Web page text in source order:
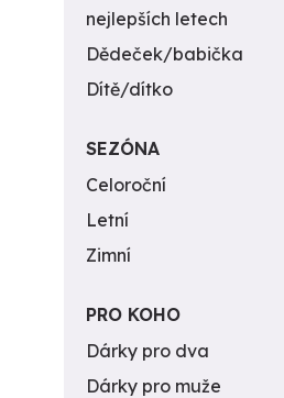
nejlepších letech
Dědeček/babička
Dítě/dítko
SEZÓNA
Celoroční
Letní
Zimní
PRO KOHO
Dárky pro dva
Dárky pro muže